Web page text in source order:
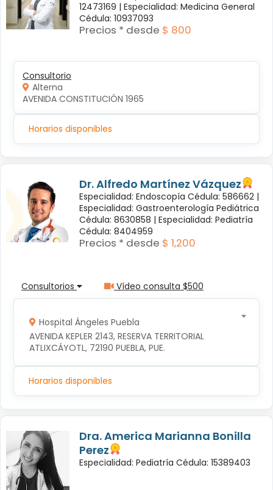
12473169 | Especialidad: Medicina General
Cédula: 10937093
Precios * desde $ 800
Consultorio
Alterna
AVENIDA CONSTITUCIÓN 1965
Horarios disponibles
Dr. Alfredo Martínez Vázquez
Especialidad: Endoscopía Cédula: 586662 |
Especialidad: Gastroenterología Pediátrica
Cédula: 8630858 | Especialidad: Pediatría
Cédula: 8404959
Precios * desde $ 1,200
Consultorios Vídeo consulta $500
Hospital Ángeles Puebla
AVENIDA KEPLER 2143, RESERVA TERRITORIAL
ATLIXCÁYOTL, 72190 PUEBLA, PUE.
Horarios disponibles
Dra. America Marianna Bonilla
Perez
Especialidad: Pediatría Cédula: 15389403